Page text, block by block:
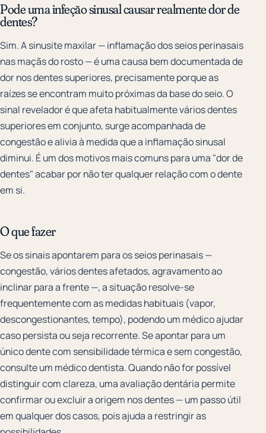
Pode uma infeção sinusal causar realmente dor de
dentes?
Sim. A sinusite maxilar — inflamação dos seios perinasais
nas maçãs do rosto — é uma causa bem documentada de
dor nos dentes superiores, precisamente porque as
raízes se encontram muito próximas da base do seio. O
sinal revelador é que afeta habitualmente vários dentes
superiores em conjunto, surge acompanhada de
congestão e alivia à medida que a inflamação sinusal
diminui. É um dos motivos mais comuns para uma "dor de
dentes" acabar por não ter qualquer relação com o dente
em si.
O que fazer
Se os sinais apontarem para os seios perinasais —
congestão, vários dentes afetados, agravamento ao
inclinar para a frente —, a situação resolve-se
frequentemente com as medidas habituais (vapor,
descongestionantes, tempo), podendo um médico ajudar
caso persista ou seja recorrente. Se apontar para um
único dente com sensibilidade térmica e sem congestão,
consulte um médico dentista. Quando não for possível
distinguir com clareza, uma avaliação dentária permite
confirmar ou excluir a origem nos dentes — um passo útil
em qualquer dos casos, pois ajuda a restringir as